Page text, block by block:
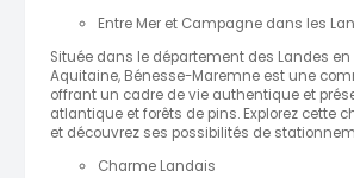
Entre Mer et Campagne dans les
Située dans le département des Landes
Aquitaine, Bénesse-Maremne est une
offrant un cadre de vie authentique et
atlantique et forêts de pins. Explorez cette
et découvrez ses possibilités de
Charme Landais